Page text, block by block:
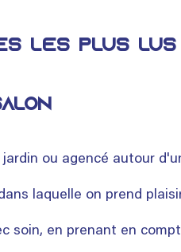
les plus lus
ou agencé autour
laquelle on prend
soin, en prenant en